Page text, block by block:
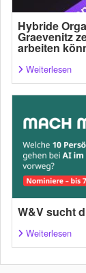
Hybride
Graevenitz
arbeiten
Weiterlesen
W&V sucht
Weiterlesen